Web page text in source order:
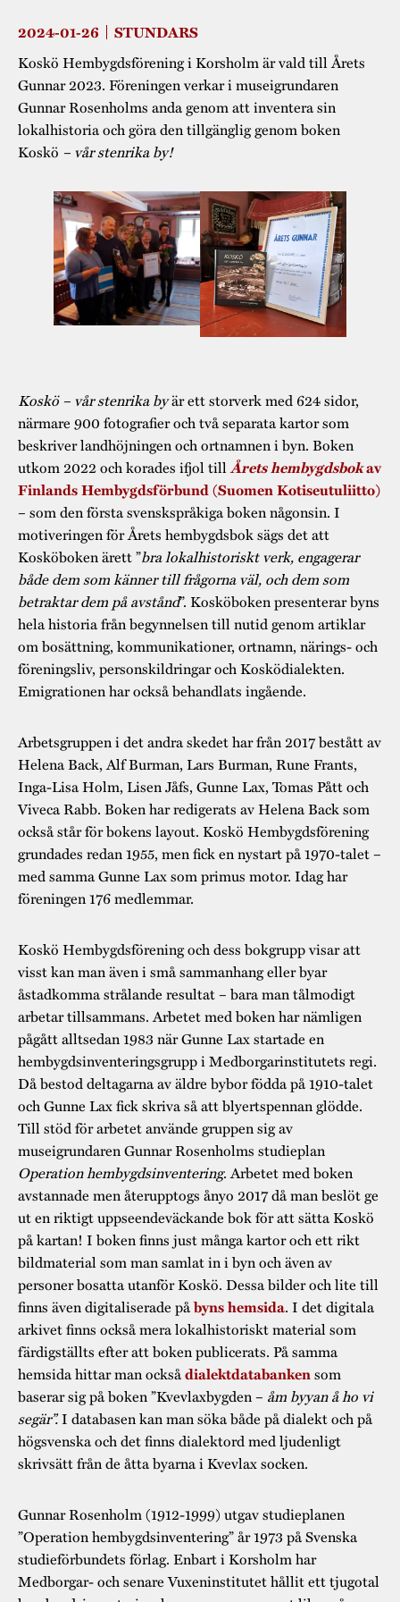
2024-01-26 STUNDARS
Koskö Hembygdsförening i Korsholm är vald till Årets
Gunnar 2023. Föreningen verkar i museigrundaren
Gunnar Rosenholms anda genom att inventera sin
lokalhistoria och göra den tillgänglig genom boken
Koskö – vår stenrika by!
Koskö – vår stenrika byär ett storverk med 624 sidor,
närmare 900 fotografier och två separata kartor som
beskriver landhöjningen och ortnamnen i byn. Boken
utkom 2022 och korades ifjol tillÅrets hembygdsbokav
Finlands Hembygdsförbund (Suomen Kotiseutuliitto)
– som den första svenskspråkiga boken någonsin. I
motiveringen för Årets hembygdsbok sägs det att
Kosköboken ärett ”bra lokalhistoriskt verk, engagerar
både dem som känner till frågorna väl, och dem som
betraktar dem på avstånd”. Kosköboken presenterar byns
hela historia från begynnelsen till nutid genom artiklar
om bosättning, kommunikationer, ortnamn, närings- och
föreningsliv, personskildringar och Kosködialekten.
Emigrationen har också behandlats ingående.
Arbetsgruppen i det andra skedet har från 2017 bestått av
Helena Back, Alf Burman, Lars Burman, Rune Frants,
Inga-Lisa Holm, Lisen Jåfs, Gunne Lax, Tomas Pått och
Viveca Rabb. Boken har redigerats av Helena Back som
också står för bokens layout. Koskö Hembygdsförening
grundades redan 1955, men fick en nystart på 1970-talet –
med samma Gunne Lax som primus motor. Idag har
föreningen 176 medlemmar.
Koskö Hembygdsförening och dess bokgrupp visar att
visst kan man även i små sammanhang eller byar
åstadkomma strålande resultat – bara man tålmodigt
arbetar tillsammans. Arbetet med boken har nämligen
pågått alltsedan 1983 när Gunne Lax startade en
hembygdsinventeringsgrupp i Medborgarinstitutets regi.
Då bestod deltagarna av äldre bybor födda på 1910-talet
och Gunne Lax fick skriva så att blyertspennan glödde.
Till stöd för arbetet använde gruppen sig av
museigrundaren Gunnar Rosenholms studieplan
Operation hembygdsinventering. Arbetet med boken
avstannade men återupptogs ånyo 2017 då man beslöt ge
ut en riktigt uppseendeväckande bok för att sätta Koskö
på kartan! I boken finns just många kartor och ett rikt
bildmaterial som man samlat in i byn och även av
personer bosatta utanför Koskö. Dessa bilder och lite till
finns även digitaliserade påbyns hemsida. I det digitala
arkivet finns också mera lokalhistoriskt material som
färdigställts efter att boken publicerats. På samma
hemsida hittar man ocksådialektdatabankensom
baserar sig på boken ”Kvevlaxbygden – åm byyan å ho vi
segär”.I databasen kan man söka både på dialekt och på
högsvenska och det finns dialektord med ljudenligt
skrivsätt från de åtta byarna i Kvevlax socken.
Gunnar Rosenholm (1912-1999) utgav studieplanen
”Operation hembygdsinventering” år 1973 på Svenska
studieförbundets förlag. Enbart i Korsholm har
Medborgar- och senare Vuxeninstitutet hållit ett tjugotal